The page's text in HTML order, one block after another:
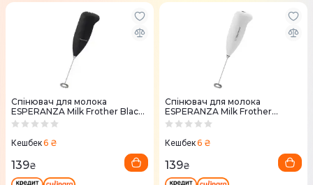
Спiнювач для молока
ESPERANZA Milk Frother Black,
обмінна гарантія, EKF001K
Кешбек6 ₴
139₴
Спiнювач для молока
ESPERANZA Milk Frother
White, обмінна гарантія,
Кешбек6 ₴
139₴